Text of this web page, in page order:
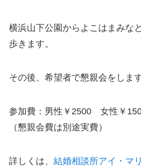
横浜山下公園からよこはまみな
歩きます。
その後、希望者で懇親会をします
参加費：男性￥2500 女性￥
（懇親会費は別途実費）
詳しくは、 結婚相談所アイ・マ